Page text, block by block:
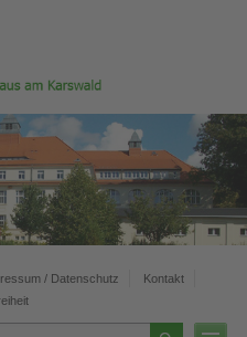
/ Datenschutz
Kontakt